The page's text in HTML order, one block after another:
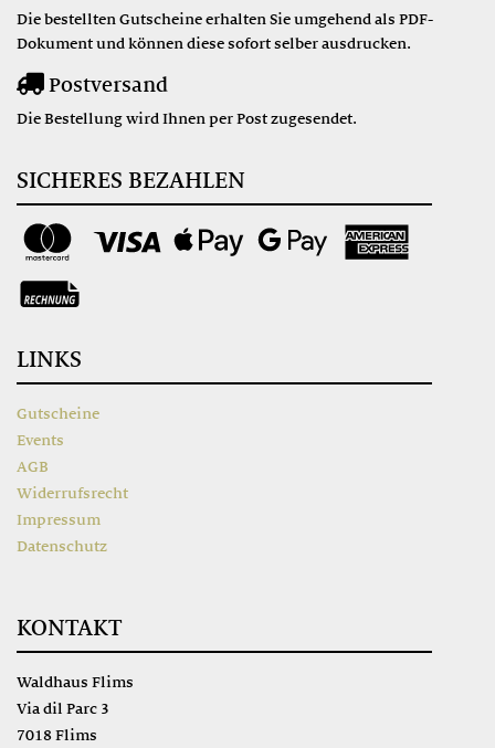
Die bestellten Gutscheine erhalten Sie umgehend als PDF-
Dokument und können diese sofort selber ausdrucken.
Postversand
Die Bestellung wird Ihnen per Post zugesendet.
SICHERES BEZAHLEN
LINKS
Gutscheine
Events
AGB
Widerrufsrecht
Impressum
Datenschutz
KONTAKT
Waldhaus Flims
Via dil Parc 3
7018 Flims